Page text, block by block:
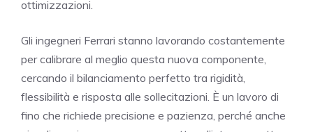
ottimizzazioni.
Gli ingegneri Ferrari stanno lavorando costantemente
per calibrare al meglio questa nuova componente,
cercando il bilanciamento perfetto tra rigidità,
flessibilità e risposta alle sollecitazioni. È un lavoro di
fino che richiede precisione e pazienza, perché anche